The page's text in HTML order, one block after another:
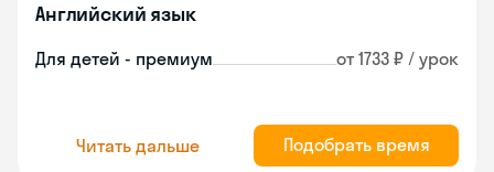
Английский язык
Для детей - премиум от 1733 ₽ / урок
Читать дальше Подобрать время